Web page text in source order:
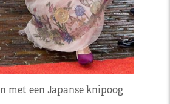
met een Japanse knipoog